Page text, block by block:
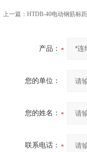
上一篇： HTDB-40电动钢筋标
产品：
您的单位：
您的姓名：
联系电话：